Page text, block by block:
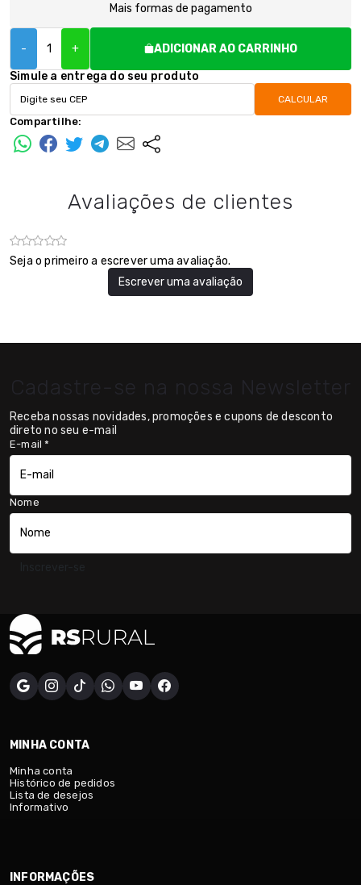
Mais formas de pagamento
- +
ADICIONAR AO CARRINHO
Simule a entrega do seu produto
CALCULAR
Compartilhe:
Avaliações de clientes
Seja o primeiro a escrever uma avaliação.
Escrever uma avaliação
Cadastre-se na nossa Newsletter
Receba nossas novidades, promoções e cupons de desconto
direto no seu e-mail
E-mail*
Nome
MINHA CONTA
Minha conta
Histórico de pedidos
Lista de desejos
Informativo
INFORMAÇÕES